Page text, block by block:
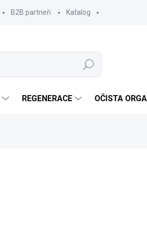
B2B partneři Katalog
Hledat
REGENERACE OČISTA